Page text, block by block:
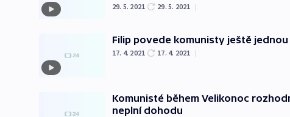
29. 5. 2021 29. 5. 2021 |
Filip povede komunisty ještě
17. 4. 2021 17. 4. 2021 |
Komunisté během Velikonoc
neplní dohodu